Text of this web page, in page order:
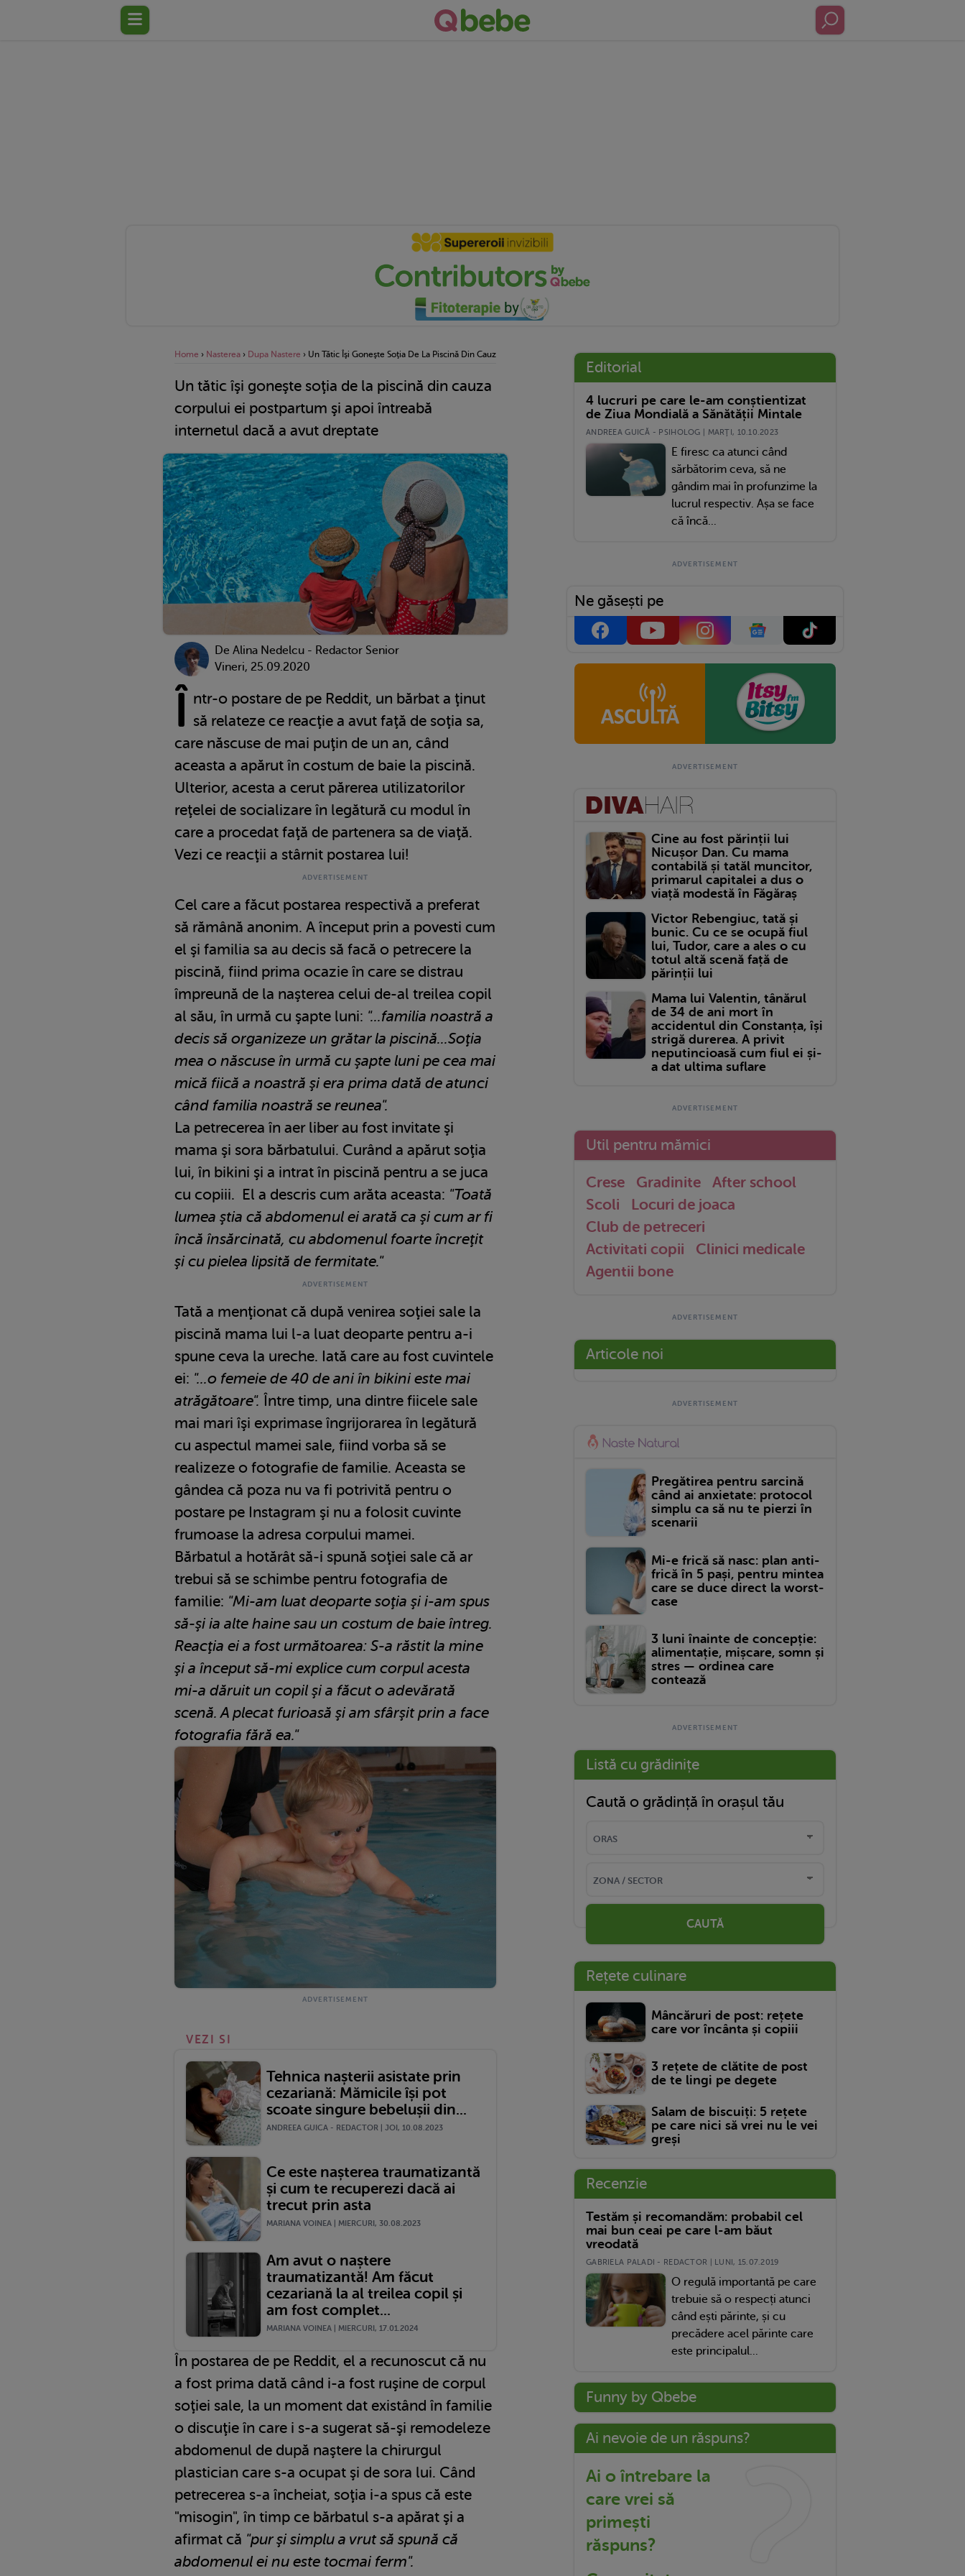
Home › Nasterea › Dupa Nastere › Un Tătic Îşi Goneşte Soţia De La Piscină Din Cauza Corpului Ei Postpartum Şi Apoi Întreabă Internetul Dacă A Avut Dreptate
Un tătic îşi goneşte soţia de la piscină din cauza
corpului ei postpartum şi apoi întreabă
internetul dacă a avut dreptate
De Alina Nedelcu - Redactor Senior
Vineri, 25.09.2020
Î ntr-o postare de pe Reddit, un bărbat a ţinut
să relateze ce reacţie a avut faţă de soţia sa,
care născuse de mai puţin de un an, când
aceasta a apărut în costum de baie la piscină.
Ulterior, acesta a cerut părerea utilizatorilor
reţelei de socializare în legătură cu modul în
care a procedat faţă de partenera sa de viaţă.
Vezi ce reacţii a stârnit postarea lui!
Cel care a făcut postarea respectivă a preferat
să rămână anonim. A început prin a povesti cum
el şi familia sa au decis să facă o petrecere la
piscină, fiind prima ocazie în care se distrau
împreună de la naşterea celui de-al treilea copil
al său, în urmă cu şapte luni: "...familia noastră a
decis să organizeze un grătar la piscină...Soţia
mea o născuse în urmă cu şapte luni pe cea mai
mică fiică a noastră şi era prima dată de atunci
când familia noastră se reunea".
La petrecerea în aer liber au fost invitate şi
mama şi sora bărbatului. Curând a apărut soţia
lui, în bikini şi a intrat în piscină pentru a se juca
cu copiii. El a descris cum arăta aceasta: "Toată
lumea ştia că abdomenul ei arată ca şi cum ar fi
încă însărcinată, cu abdomenul foarte încreţit
şi cu pielea lipsită de fermitate."
Tată a menţionat că după venirea soţiei sale la
piscină mama lui l-a luat deoparte pentru a-i
spune ceva la ureche. Iată care au fost cuvintele
ei: "...o femeie de 40 de ani în bikini este mai
atrăgătoare". Între timp, una dintre fiicele sale
mai mari îşi exprimase îngrijorarea în legătură
cu aspectul mamei sale, fiind vorba să se
realizeze o fotografie de familie. Aceasta se
gândea că poza nu va fi potrivită pentru o
postare pe Instagram şi nu a folosit cuvinte
frumoase la adresa corpului mamei.
Bărbatul a hotărât să-i spună soţiei sale că ar
trebui să se schimbe pentru fotografia de
familie: "Mi-am luat deoparte soţia şi i-am spus
să-şi ia alte haine sau un costum de baie întreg.
Reacţia ei a fost următoarea: S-a răstit la mine
şi a început să-mi explice cum corpul acesta
mi-a dăruit un copil şi a făcut o adevărată
scenă. A plecat furioasă şi am sfârşit prin a face
fotografia fără ea."
VEZI SI
Tehnica nașterii asistate prin
cezariană: Mămicile își pot
scoate singure bebelușii din...
ANDREEA GUICA - REDACTOR | JOI, 10.08.2023
Ce este nașterea traumatizantă
și cum te recuperezi dacă ai
trecut prin asta
MARIANA VOINEA | MIERCURI, 30.08.2023
Am avut o naștere
traumatizantă! Am făcut
cezariană la al treilea copil și
am fost complet...
MARIANA VOINEA | MIERCURI, 17.01.2024
În postarea de pe Reddit, el a recunoscut că nu
a fost prima dată când i-a fost ruşine de corpul
soţiei sale, la un moment dat existând în familie
o discuţie în care i s-a sugerat să-şi remodeleze
abdomenul de după naştere la chirurgul
plastician care s-a ocupat şi de sora lui. Când
petrecerea s-a încheiat, soţia i-a spus că este
"misogin", în timp ce bărbatul s-a apărat şi a
afirmat că "pur şi simplu a vrut să spună că
abdomenul ei nu este tocmai ferm".
Editorial
4 lucruri pe care le-am conștientizat
de Ziua Mondială a Sănătății Mintale
ANDREEA GUICĂ - PSIHOLOG | MARŢI, 10.10.2023
E firesc ca atunci când
sărbătorim ceva, să ne
gândim mai în profunzime la
lucrul respectiv. Așa se face
că încă...
Ne găsești pe
Cine au fost părinții lui
Nicușor Dan. Cu mama
contabilă și tatăl muncitor,
primarul capitalei a dus o
viață modestă în Făgăraș
Victor Rebengiuc, tată și
bunic. Cu ce se ocupă fiul
lui, Tudor, care a ales o cu
totul altă scenă față de
părinții lui
Mama lui Valentin, tânărul
de 34 de ani mort în
accidentul din Constanța, își
strigă durerea. A privit
neputincioasă cum fiul ei și-
a dat ultima suflare
Util pentru mămici
Crese Gradinite
After school
Scoli
Locuri de joaca
Club de petreceri
Activitati copii
Clinici medicale
Agentii bone
Articole noi
Pregătirea pentru sarcină
când ai anxietate: protocol
simplu ca să nu te pierzi în
scenarii
Mi-e frică să nasc: plan anti-
frică în 5 pași, pentru mintea
care se duce direct la worst-
case
3 luni înainte de concepție:
alimentație, mișcare, somn și
stres — ordinea care
contează
Listă cu grădinițe
Caută o grădință în orașul tău
CAUTĂ
Rețete culinare
Mâncăruri de post: rețete
care vor încânta și copiii
3 rețete de clătite de post
de te lingi pe degete
Salam de biscuiți: 5 rețete
pe care nici să vrei nu le vei
greși
Recenzie
Testăm și recomandăm: probabil cel
mai bun ceai pe care l-am băut
vreodată
GABRIELA PALADI - REDACTOR | LUNI, 15.07.2019
O regulă importantă pe care
trebuie să o respecți atunci
când ești părinte, și cu
precădere acel părinte care
este principalul...
Funny by Qbebe
Ai nevoie de un răspuns?
Ai o întrebare la
care vrei să
primești
răspuns?